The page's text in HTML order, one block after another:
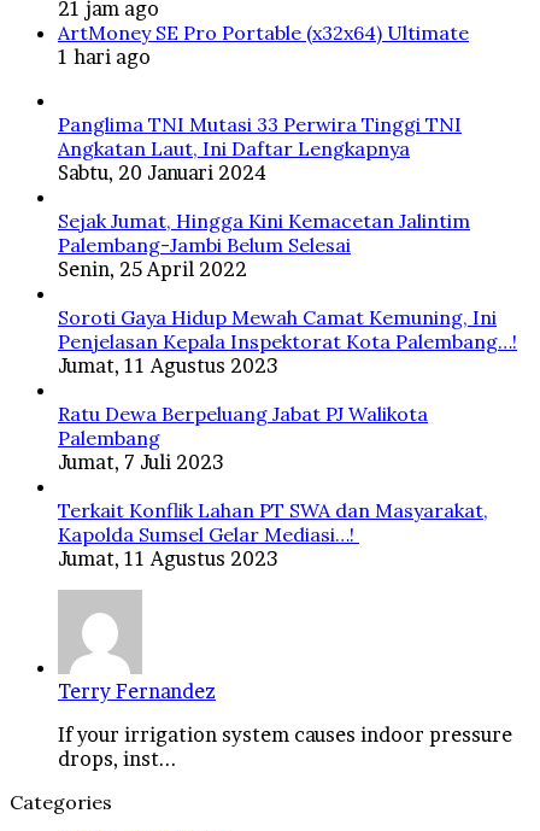
21 jam ago
ArtMoney SE Pro Portable (x32x64) Ultimate
1 hari ago
Panglima TNI Mutasi 33 Perwira Tinggi TNI
Angkatan Laut, Ini Daftar Lengkapnya
Sabtu, 20 Januari 2024
Sejak Jumat, Hingga Kini Kemacetan Jalintim
Palembang-Jambi Belum Selesai
Senin, 25 April 2022
Soroti Gaya Hidup Mewah Camat Kemuning, Ini
Penjelasan Kepala Inspektorat Kota Palembang…!
Jumat, 11 Agustus 2023
Ratu Dewa Berpeluang Jabat PJ Walikota
Palembang
Jumat, 7 Juli 2023
Terkait Konflik Lahan PT SWA dan Masyarakat,
Kapolda Sumsel Gelar Mediasi…!
Jumat, 11 Agustus 2023
Terry Fernandez
If your irrigation system causes indoor pressure
drops, inst...
Categories